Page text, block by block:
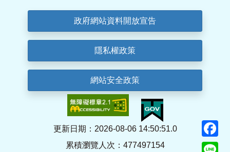
政府網站資料開放宣告
隱私權政策
網站安全政策
更新日期：2026-08-06 14:50:51.0
累積瀏覽人次：477497154